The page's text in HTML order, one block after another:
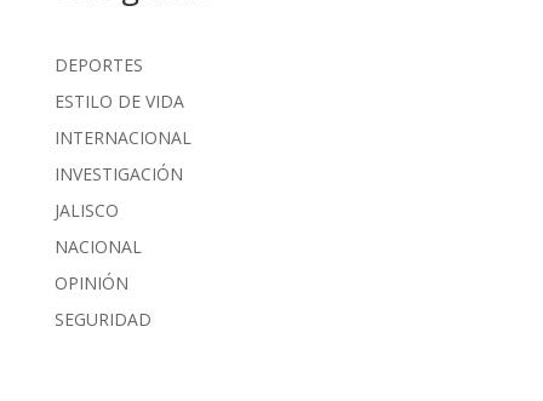
DEPORTES
ESTILO DE VIDA
INTERNACIONAL
INVESTIGACIÓN
JALISCO
NACIONAL
OPINIÓN
SEGURIDAD